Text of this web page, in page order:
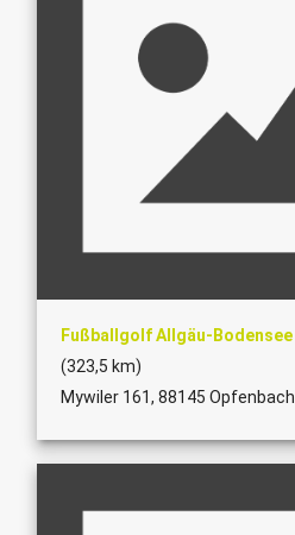
Fußballgolf Allgäu-Bodensee
(323,5 km)
Mywiler 161, 88145 Opfenbach